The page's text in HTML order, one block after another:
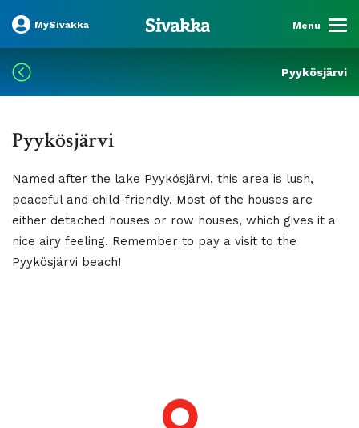
MySivakka Menu
Pyykösjärvi
Pyykösjärvi
Named after the lake Pyykösjärvi, this area is lush,
peaceful and child-friendly. Most of the houses are
either detached houses or row houses, which gives it a
nice airy feeling. Remember to pay a visit to the
Pyykösjärvi beach!